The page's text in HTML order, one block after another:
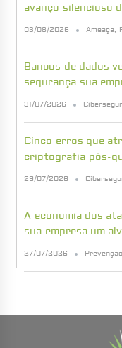
avanço silencioso
03/08/2026 Ameaça,
Bancos de dados
segurança sua
31/07/2026
Cinco erros que
criptografia pós-
29/07/2026
A economia dos
sua empresa um
27/07/2026 Prevenção